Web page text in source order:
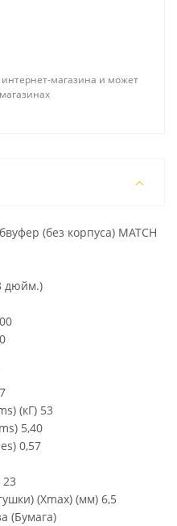
магазина и может
(без корпуса) MATCH
дюйм.)
(кГ) 53
5,40
0,57
(Xmax) (мм) 6,5
(Бумага)